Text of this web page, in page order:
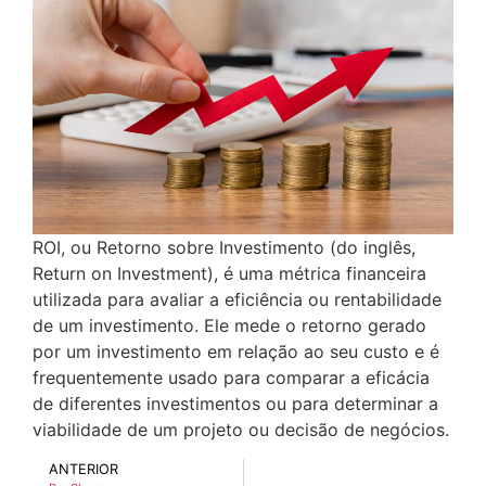
ROI, ou Retorno sobre Investimento (do inglês,
Return on Investment), é uma métrica financeira
utilizada para avaliar a eficiência ou rentabilidade
de um investimento. Ele mede o retorno gerado
por um investimento em relação ao seu custo e é
frequentemente usado para comparar a eficácia
de diferentes investimentos ou para determinar a
viabilidade de um projeto ou decisão de negócios.
ANTERIOR